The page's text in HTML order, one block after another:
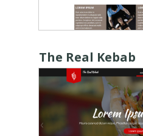
The Real Kebab